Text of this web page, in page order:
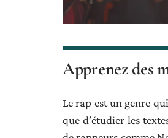
Apprenez des
Le rap est un genre
que d’étudier les